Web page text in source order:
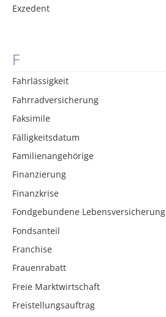
Exzedent
F
Fahrlässigkeit
Fahrradversicherung
Faksimile
Fälligkeitsdatum
Familienangehörige
Finanzierung
Finanzkrise
Fondgebundene Lebensversicherung
Fondsanteil
Franchise
Frauenrabatt
Freie Marktwirtschaft
Freistellungsauftrag